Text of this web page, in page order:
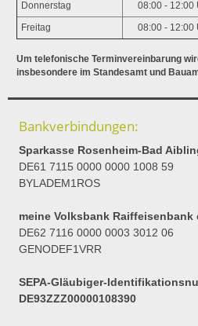
Donnerstag 08:00 - 12:00
Freitag 08:00 - 12:00
Um telefonische Terminvereinbarung
insbesondere im Standesamt und
Bankverbindungen:
Sparkasse Rosenheim-Bad
DE61 7115 0000 0000 1008 59
BYLADEM1ROS
meine Volksbank Raiffeisenbank
DE62 7116 0000 0003 3012 06
GENODEF1VRR
SEPA-Gläubiger-
DE93ZZZ00000108390